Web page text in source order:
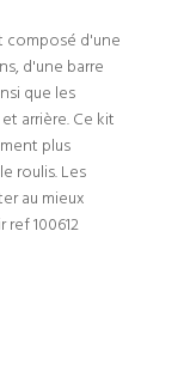
composé d'une
d'une barre
que les
arrière. Ce kit
plus
roulis. Les
au mieux
100612